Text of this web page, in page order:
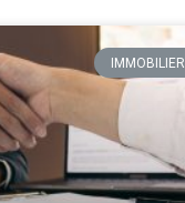
IMMOBILIER